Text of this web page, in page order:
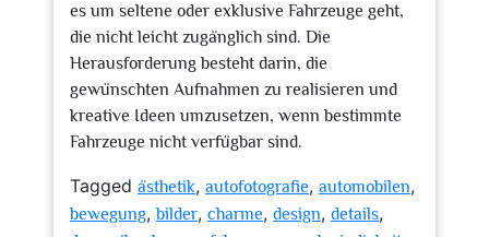
es um seltene oder exklusive Fahrzeuge geht,
die nicht leicht zugänglich sind. Die
Herausforderung besteht darin, die
gewünschten Aufnahmen zu realisieren und
kreative Ideen umzusetzen, wenn bestimmte
Fahrzeuge nicht verfügbar sind.
Tagged ästhetik, autofotografie, automobilen,
bewegung,bilder, charme, design, details,